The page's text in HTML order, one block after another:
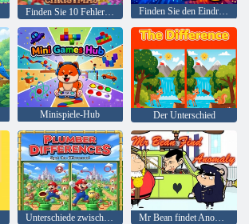
Finden Sie 10 Fehler zu Weihnachten Finden Sie den Eindringling
Minispiele-Hub Der Unterschied
Unterschiede zwischen Klempnern